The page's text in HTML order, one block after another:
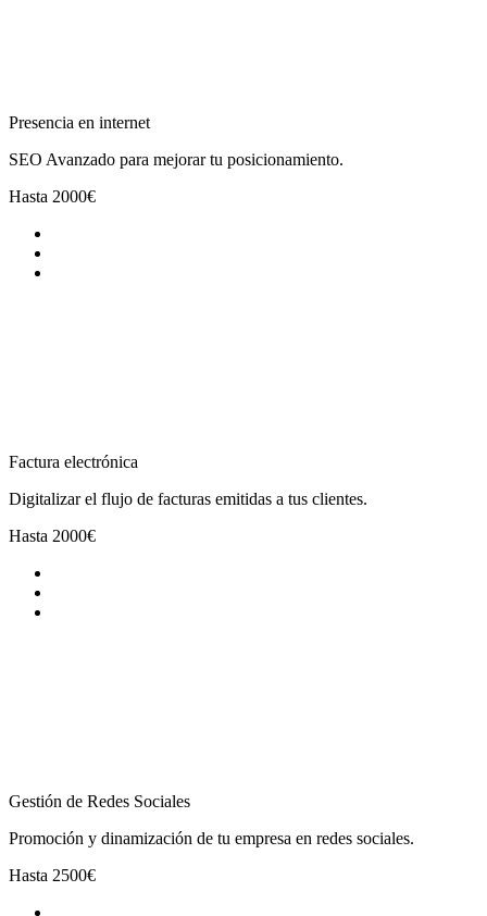
Presencia en internet
SEO Avanzado para mejorar tu posicionamiento.
Hasta 2000€
Factura electrónica
Digitalizar el flujo de facturas emitidas a tus clientes.
Hasta 2000€
Gestión de Redes Sociales
Promoción y dinamización de tu empresa en redes sociales.
Hasta 2500€